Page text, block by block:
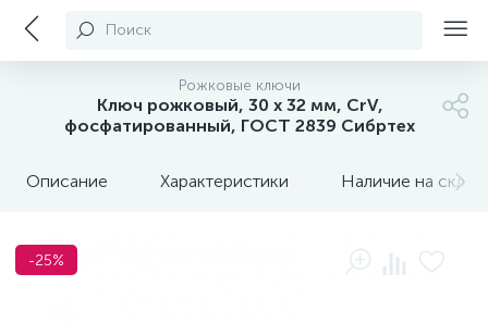
Поиск
Рожковые ключи
Ключ рожковый, 30 х 32 мм, CrV,
фосфатированный, ГОСТ 2839 Сибртех
Описание Характеристики Наличие на
-25%